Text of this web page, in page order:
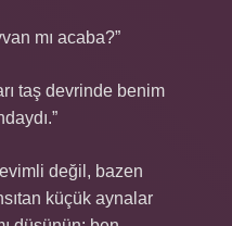
mı acaba?”
taş devrinde benim
değil, bazen
küçük aynalar